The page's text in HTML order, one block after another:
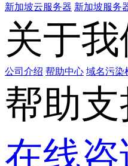
新加坡云服务器 新加坡服务
关于我
公司介绍 帮助中心 域名污染
帮助支
在线咨